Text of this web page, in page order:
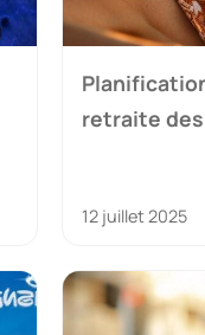
retraite
12 juillet 2025